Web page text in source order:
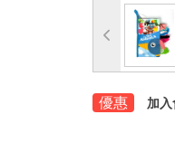
優惠 加